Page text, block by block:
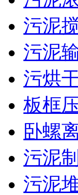
污泥
污泥
污烘
板框
卧螺
污泥
污泥